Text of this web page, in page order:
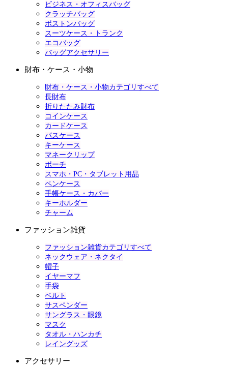
ビジネス・オフィスバッグ
クラッチバッグ
ボストンバッグ
スーツケース・トランク
エコバッグ
バッグアクセサリー
財布・ケース・小物
財布・ケース・小物カテゴリすべて
長財布
折りたたみ財布
コインケース
カードケース
パスケース
キーケース
マネークリップ
ポーチ
スマホ・PC・タブレット用品
ペンケース
手帳ケース・カバー
キーホルダー
チャーム
ファッション雑貨
ファッション雑貨カテゴリすべて
ネックウェア・ネクタイ
帽子
イヤーマフ
手袋
ベルト
サスペンダー
サングラス・眼鏡
マスク
タオル・ハンカチ
レイングッズ
アクセサリー